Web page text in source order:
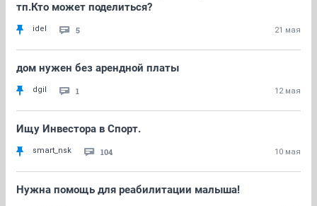
тп.Кто может поделиться?
idel 5 21 мая
дом нужен без арендной платы
dgil 1 12 мая
Ищу Инвестора в Спорт.
smart_nsk 104 10 мая
Нужна помощь для реабилитации малыша!